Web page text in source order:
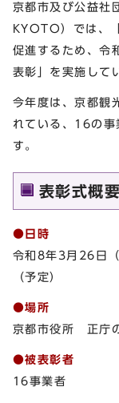
京都市及び公益社
KYOTO）では、
促進するため、令
表彰」を実施して
今年度は、京都観
れている、16の事
す。
表彰式概要
●日時
令和8年3月26日
（予定）
●場所
京都市役所 正庁
●被表彰者
16事業者